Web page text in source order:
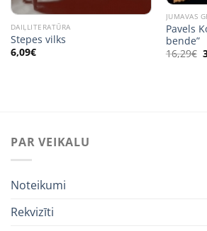
DAIĻLITERATŪRA
Stepes vilks
6,09€
JUMAVAS
Pavels
bende”
16,29€
PAR VEIKALU
Noteikumi
Rekvizīti